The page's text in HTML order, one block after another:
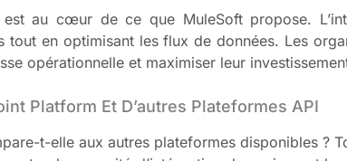
au cœur de ce que MuleSoft propose.
en optimisant les flux de données. Les
opérationnelle et maximiser leur
Platform Et D’autres Plateformes API
t-elle aux autres plateformes disponibles ?